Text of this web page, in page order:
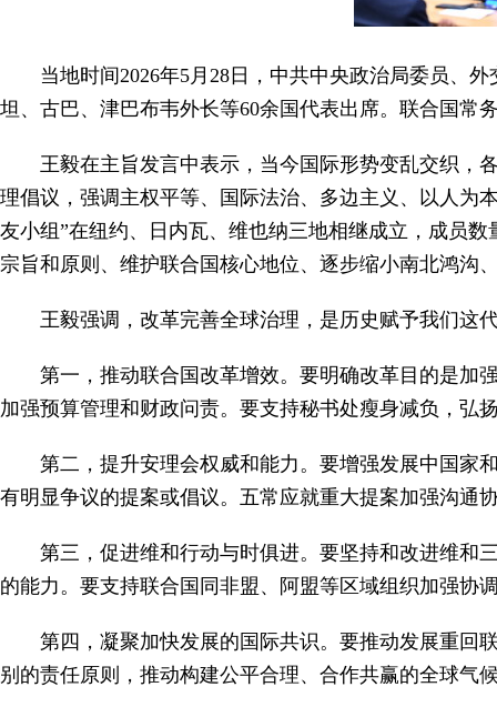
当地时间2026年5月28日，中共中央政治局委员、
坦、古巴、津巴布韦外长等60余国代表出席。联合国常
王毅在主旨发言中表示，当今国际形势变乱交织，
理倡议，强调主权平等、国际法治、多边主义、以人为
友小组”在纽约、日内瓦、维也纳三地相继成立，成员
宗旨和原则、维护联合国核心地位、逐步缩小南北鸿沟
王毅强调，改革完善全球治理，是历史赋予我们这
第一，推动联合国改革增效。要明确改革目的是加
加强预算管理和财政问责。要支持秘书处瘦身减负，弘
第二，提升安理会权威和能力。要增强发展中国家
有明显争议的提案或倡议。五常应就重大提案加强沟通
第三，促进维和行动与时俱进。要坚持和改进维和
的能力。要支持联合国同非盟、阿盟等区域组织加强协
第四，凝聚加快发展的国际共识。要推动发展重回
别的责任原则，推动构建公平合理、合作共赢的全球气